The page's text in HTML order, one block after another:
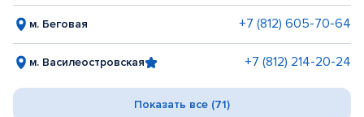
м. Беговая +7 (812) 605-70-64
м. Василеостровская +7 (812) 214-20-24
Показать все (71)